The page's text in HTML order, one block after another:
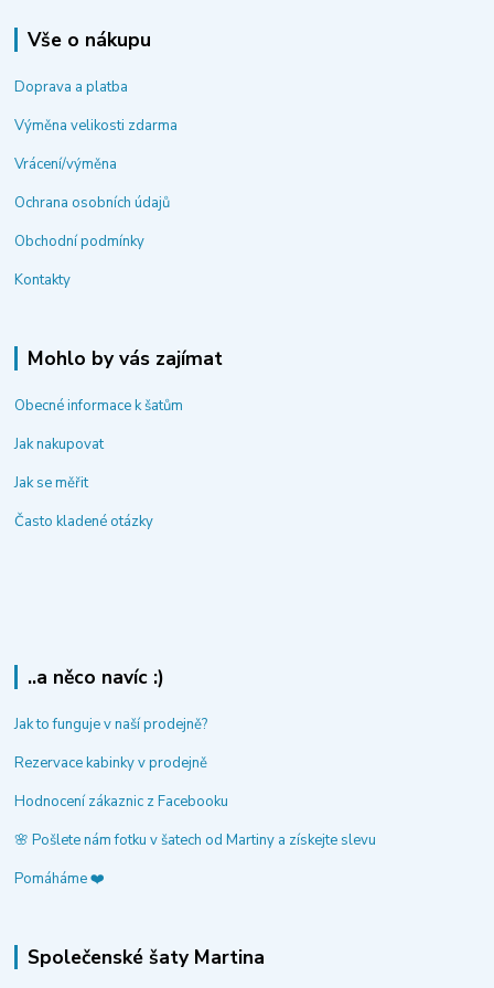
Vše o nákupu
Doprava a platba
Výměna velikosti zdarma
Vrácení/výměna
Ochrana osobních údajů
Obchodní podmínky
Kontakty
Mohlo by vás zajímat
Obecné informace k šatům
Jak nakupovat
Jak se měřit
Často kladené otázky
..a něco navíc :)
Jak to funguje v naší prodejně?
Rezervace kabinky v prodejně
Hodnocení zákaznic z Facebooku
🌸 Pošlete nám fotku v šatech od Martiny a získejte slevu
Pomáháme ❤️
Společenské šaty Martina